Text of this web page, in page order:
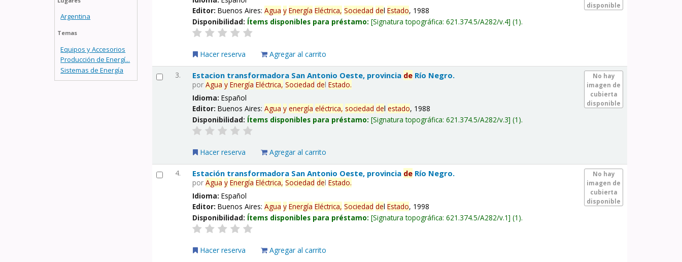
Argentina
Temas
Equipos y Accesorios
Producción de Energí...
Sistemas de Energía
disponible
Editor:Buenos Aires:Agua y Energía Eléctrica, Sociedad delEstado, 1988
Disponibilidad: Ítems disponibles para préstamo: Signatura topográfica:621.374.5/A282/v.4 (1).
Hacer reserva Agregar al carrito
3.
No hay
imagen de
cubierta
disponible
Estacion transformadora San Antonio Oeste, provincia de Río Negro.
porAgua y Energía Eléctrica, Sociedad delEstado.
Idioma:Español
Editor:Buenos Aires:Agua y energía eléctrica, sociedad delestado, 1988
Disponibilidad: Ítems disponibles para préstamo: Signatura topográfica:621.374.5/A282/v.3 (1).
Hacer reserva Agregar al carrito
4.
No hay
imagen de
cubierta
disponible
Estación transformadora San Antonio Oeste, provincia de Río Negro.
porAgua y Energía Eléctrica, Sociedad delEstado.
Idioma:Español
Editor:Buenos Aires:Agua y Energía Eléctrica, Sociedad delEstado, 1998
Disponibilidad: Ítems disponibles para préstamo: Signatura topográfica:621.374.5/A282/v.1 (1).
Hacer reserva Agregar al carrito